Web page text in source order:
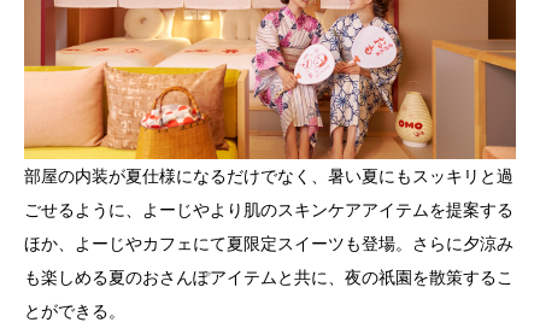
部屋の内装が夏仕様になるだけでなく、暑い夏にもスッキリと過
ごせるように、よーじやより肌のスキンケアアイテムを提案する
ほか、よーじやカフェにて夏限定スイーツも登場。さらに夕涼み
も楽しめる夏のおさんぽアイテムと共に、夜の祇園を散策するこ
とができる。